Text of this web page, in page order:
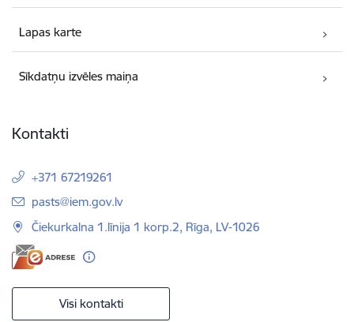
Lapas karte
Sīkdatņu izvēles maiņa
Kontakti
+371 67219261
E-pasts:
pasts@iem.gov.lv
Čiekurkalna 1.līnija 1 korp.2, Rīga, LV-1026
Visi kontakti